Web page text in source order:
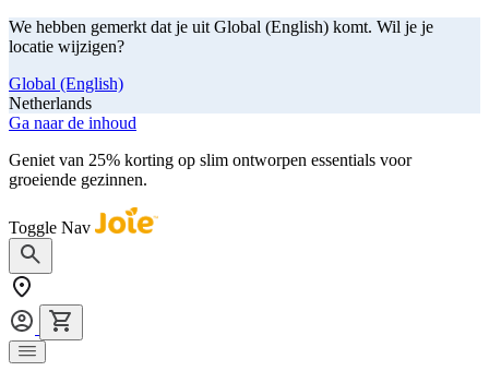
We hebben gemerkt dat je uit Global (English) komt. Wil je je
locatie wijzigen?
Global (English)
Netherlands
Ga naar de inhoud
Geniet van 25% korting op slim ontworpen essentials voor
groeiende gezinnen.
Toggle Nav